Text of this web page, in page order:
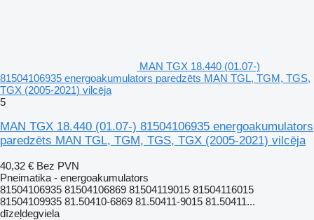
MAN TGX 18.440 (01.07-)
81504106935 energoakumulators paredzēts MAN TGL, TGM, TGS,
TGX (2005-2021) vilcēja
5
MAN TGX 18.440 (01.07-) 81504106935 energoakumulators
paredzēts MAN TGL, TGM, TGS, TGX (2005-2021) vilcēja
40,32 € Bez PVN
Pneimatika - energoakumulators
81504106935 81504106869 81504119015 81504116015
81504109935 81.50410-6869 81.50411-9015 81.50411...
dīzeļdegviela